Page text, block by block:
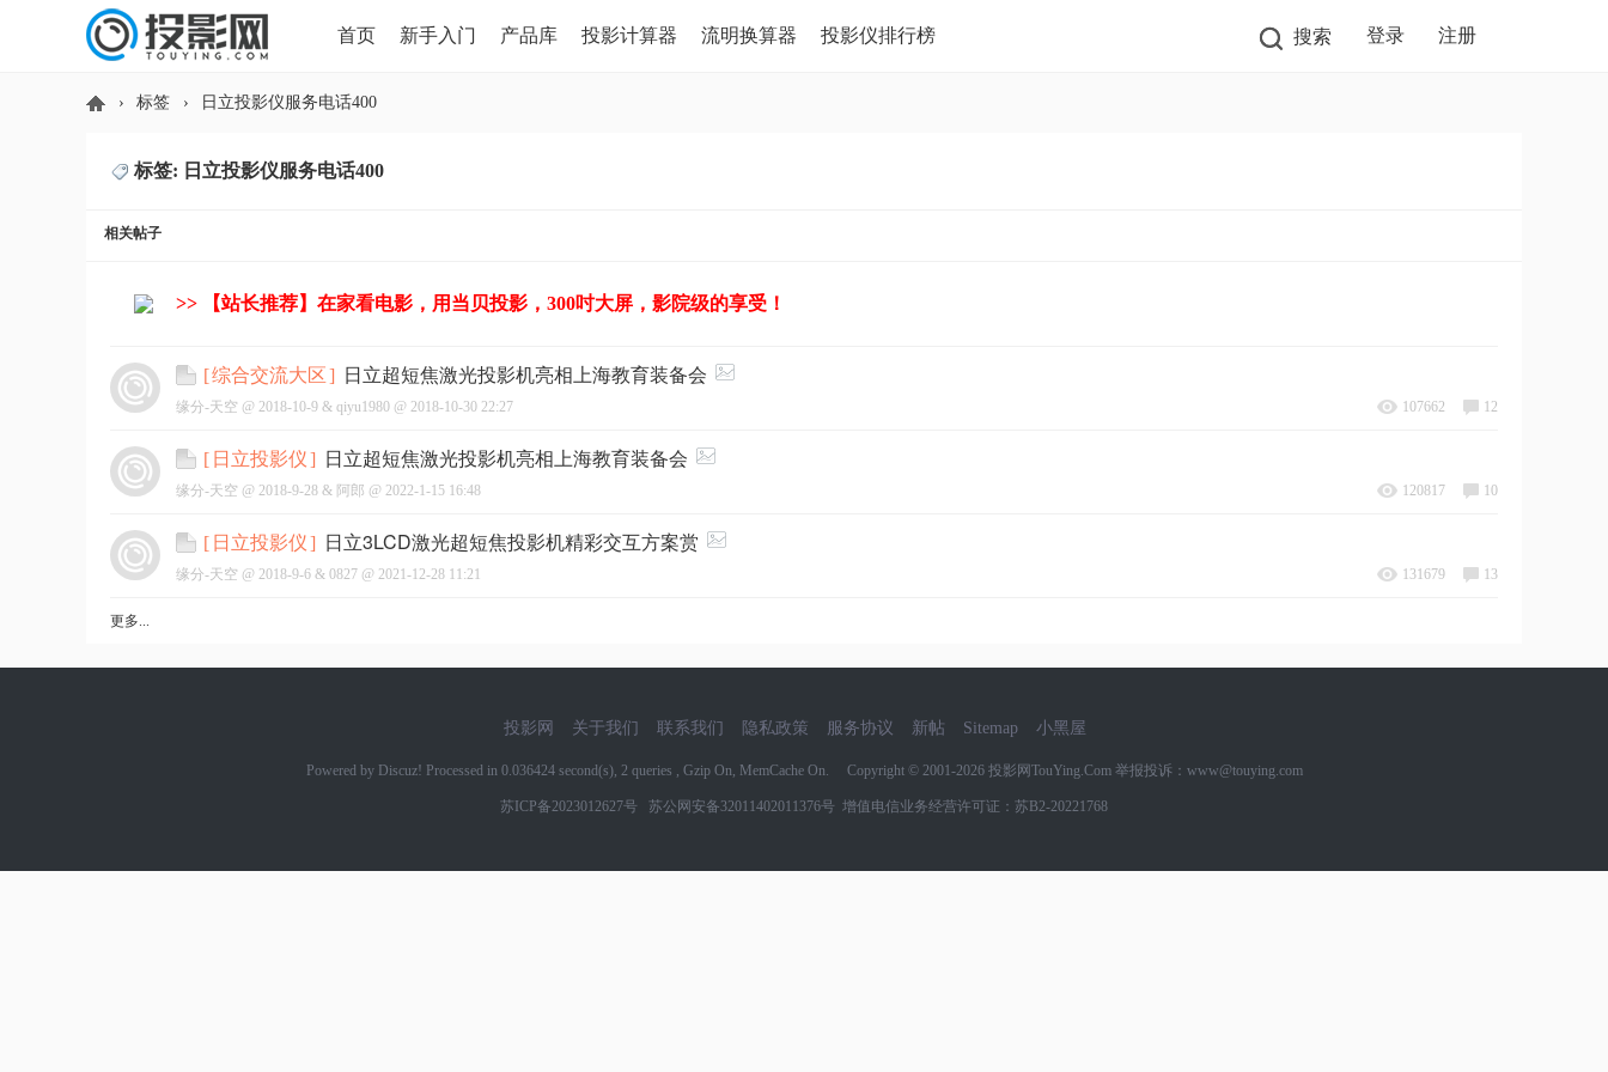
首页 新手入门 产品库 投影计算器 流明换算器 投影仪排行榜
HDMI版本对比 导读
搜索 登录 注册
网
› 标签 › 日立投影仪服务电话400
标签: 日立投影仪服务电话400
相关帖子
>> 【站长推荐】在家看电影，用当贝投影，300吋大屏，影院级的享受！
[综合交流大区] 日立超短焦激光投影机亮相上海教育装备会
缘分-天空 @ 2018-10-9 & qiyu1980 @ 2018-10-30 22:27 107662 12
[ 日立投影仪] 日立超短焦激光投影机亮相上海教育装备会
缘分-天空 @ 2018-9-28 & 阿郎 @ 2022-1-15 16:48 120817 10
[ 日立投影仪] 日立3LCD激光超短焦投影机精彩交互方案赏
缘分-天空 @ 2018-9-6 & 0827 @ 2021-12-28 11:21 131679 13
更多...
投影网 关于我们 联系我们 隐私政策 服务协议 新帖 Sitemap 小黑屋
Powered by Discuz! Processed in 0.036424 second(s), 2 queries , Gzip On, MemCache On. Copyright © 2001-2026 投影网TouYing.Com举报投诉：www@touying.com
苏ICP备2023012627号 苏公网安备32011402011376号 增值电信业务经营许可证：苏B2-20221768